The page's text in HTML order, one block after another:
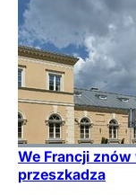
We Francji
przeszkadza